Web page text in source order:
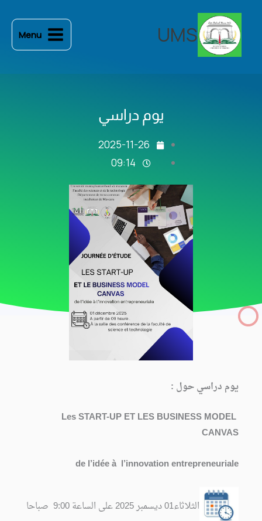
المحتوى
UMS
Menu
يوم دراسي
2025-11-26
09:14
يوم دراسي حول :
Les START-UP ET LES BUSINESS MODEL
CANVAS
de l’idée à l’innovation entrepreneuriale
الثلاثاء01 ديسمبر 2025 على الساعة 9:00 صباحا